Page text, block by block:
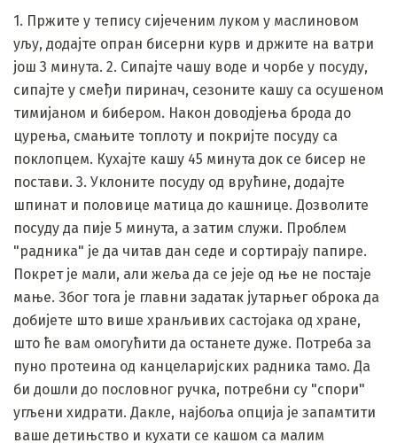
1. Пржите у тепису сијеченим луком у маслиновом
уљу, додајте опран бисерни курв и држите на ватри
још 3 минута. 2. Сипајте чашу воде и чорбе у посуду,
сипајте у смеђи пиринач, сезоните кашу са осушеном
тимијаном и бибером. Након доводјења брода до
цурења, смањите топлоту и покријте посуду са
поклопцем. Кухајте кашу 45 минута док се бисер не
постави. 3. Уклоните посуду од врућине, додајте
шпинат и половице матица до кашнице. Дозволите
посуду да пије 5 минута, а затим служи. Проблем
"радника" је да читав дан седе и сортирају папире.
Покрет је мали, али жеља да се јеје од ње не постаје
мање. Због тога је главни задатак јутарњег оброка да
добијете што више хранљивих састојака од хране,
што ће вам омогућити да останете дуже. Потреба за
пуно протеина од канцеларијских радника тамо. Да
би дошли до пословног ручка, потребни су "спори"
угљени хидрати. Дакле, најбоља опција је запамтити
ваше детињство и кухати се кашом са малим